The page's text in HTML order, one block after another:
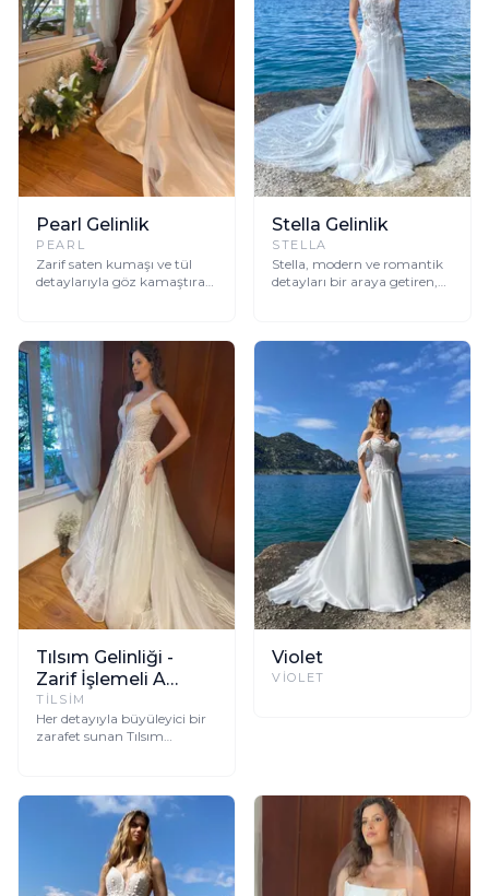
Pearl Gelinlik
PEARL
Zarif saten kumaşı ve tül
detaylarıyla göz kamaştıran
Stella Gelinlik
STELLA
Stella, modern ve romantik
detayları bir araya getiren,
Tılsım Gelinliği -
Zarif İşlemeli A
Kesim Elbise
TILSIM
Her detayıyla büyüleyici bir
zarafet sunan Tılsım
gerçeğe dönüştürüyor.
Violet
VIOLET